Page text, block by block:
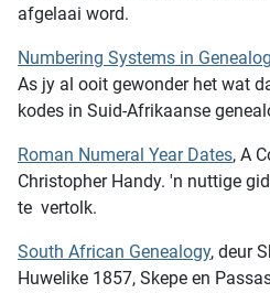
afgelaai word.
Numbering Systems in
As jy al ooit gewonder het wat
kodes in Suid-Afrikaanse
Roman Numeral Year Dates, A
Christopher Handy. 'n nuttige
te vertolk.
South African Genealogy, deur
Huwelike 1857, Skepe en